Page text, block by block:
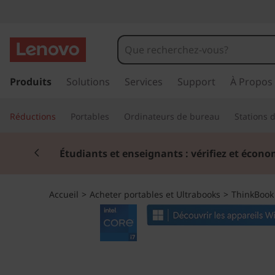
h
n
k
a
e
Produits Solutions Services Support À Propos
Réductions Portables Ordinateurs de bureau Stations
Étudiants et enseignants : vérifiez et
Accueil > Acheter portables et Ultrabooks > ThinkBook